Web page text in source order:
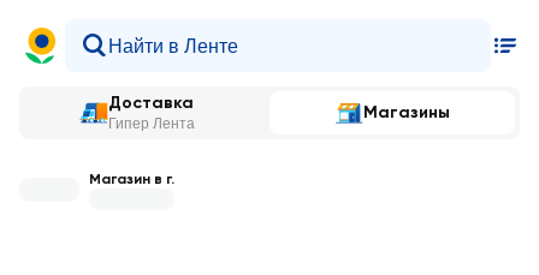
Доставка
Гипер Лента
Магазины
Магазин в г.